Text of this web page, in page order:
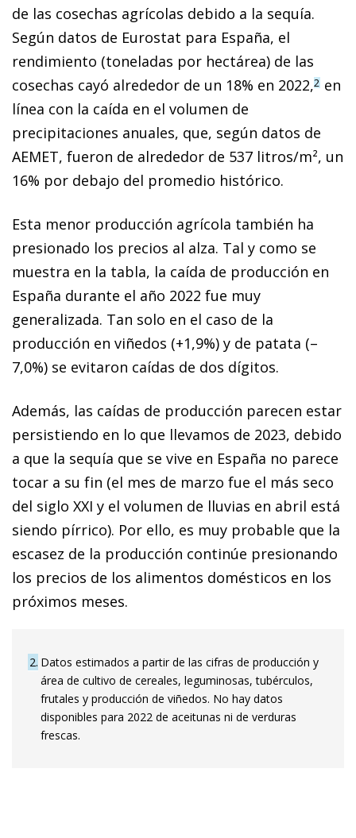
de las cosechas agrícolas debido a la sequía.
Según datos de Eurostat para España, el
rendimiento (toneladas por hectárea) de las
cosechas cayó alrededor de un 18% en 2022,2 en
línea con la caída en el volumen de
precipitaciones anuales, que, según datos de
AEMET, fueron de alrededor de 537 litros/m², un
16% por debajo del promedio histórico.
Esta menor producción agrícola también ha
presionado los precios al alza. Tal y como se
muestra en la tabla, la caída de producción en
España durante el año 2022 fue muy
generalizada. Tan solo en el caso de la
producción en viñedos (+1,9%) y de patata (–
7,0%) se evitaron caídas de dos dígitos.
Además, las caídas de producción parecen estar
persistiendo en lo que llevamos de 2023, debido
a que la sequía que se vive en España no parece
tocar a su fin (el mes de marzo fue el más seco
del siglo XXI y el volumen de lluvias en abril está
siendo pírrico). Por ello, es muy probable que la
escasez de la producción continúe presionando
los precios de los alimentos domésticos en los
próximos meses.
2 Datos estimados a partir de las cifras de producción y
área de cultivo de cereales, leguminosas, tubérculos,
frutales y producción de viñedos. No hay datos
disponibles para 2022 de aceitunas ni de verduras
frescas.